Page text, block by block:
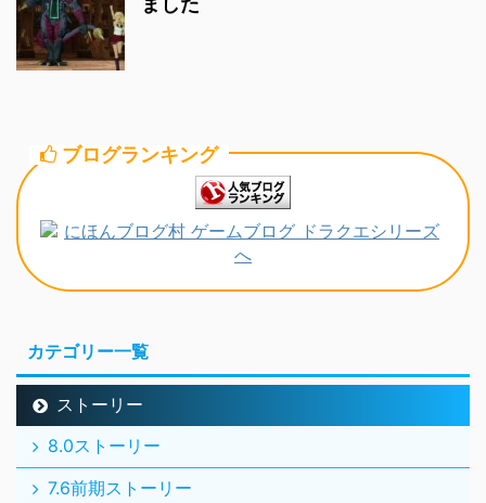
ブログランキング
カテゴリー一覧
ストーリー
8.0ストーリー
7.6前期ストーリー